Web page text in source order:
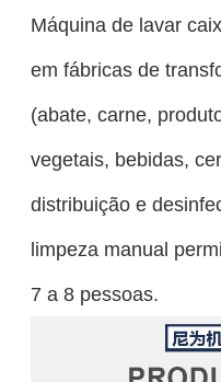
Máquina de lavar
em fábricas de
(abate, carne,
vegetais, bebidas,
distribuição e
limpeza manual
7 a 8 pessoas.